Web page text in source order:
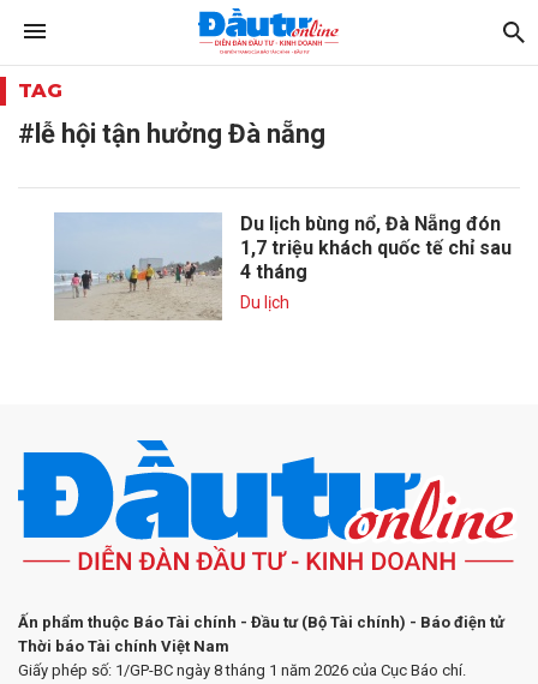
TAG
#lễ hội tận hưởng Đà nẵng
Du lịch bùng nổ, Đà Nẵng đón
1,7 triệu khách quốc tế chỉ sau
4 tháng
Du lịch
Ấn phẩm thuộc Báo Tài chính - Đầu tư (Bộ Tài chính) - Báo điện tử
Thời báo Tài chính Việt Nam
Giấy phép số: 1/GP-BC ngày 8 tháng 1 năm 2026 của Cục Báo chí.